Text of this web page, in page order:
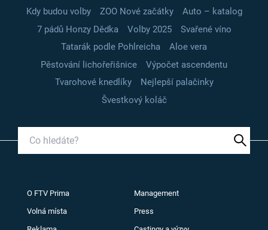
Kdy budou volby
ZOO Nové začátky
Auto – katalog
7 pádů Honzy Dědka
Volby 2025
Svařené víno
Tatarák podle Pohlreicha
Aloe vera
Pěstování lichořeřišnice
Výpočet ascendentu
Tvarohové knedlíky
Nejlepší palačinky
Švestkový koláč
O FTV Prima Management
Volná místa Press